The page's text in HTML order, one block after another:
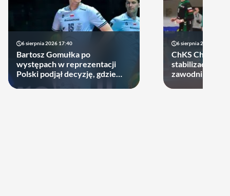
6 sierpnia 2026 17:40
Bartosz Gomułka po
występach w reprezentacji
Polski podjął decyzję, gdzie
6 sierpnia 2026 10:14
ChKS Chełm
stabilizację.
zawodników